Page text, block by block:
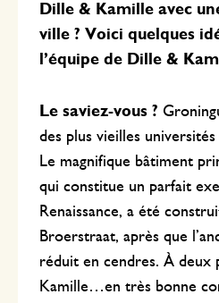
Dille & Kamille avec
ville ? Voici quelques
l’équipe de Dille &
Le saviez-vous ?
des plus vieilles universités
Le magnifique bâtiment
qui constitue un parfait
Renaissance, a été
Broerstraat, après que
réduit en cendres. À deux
Kamille…en très bonne